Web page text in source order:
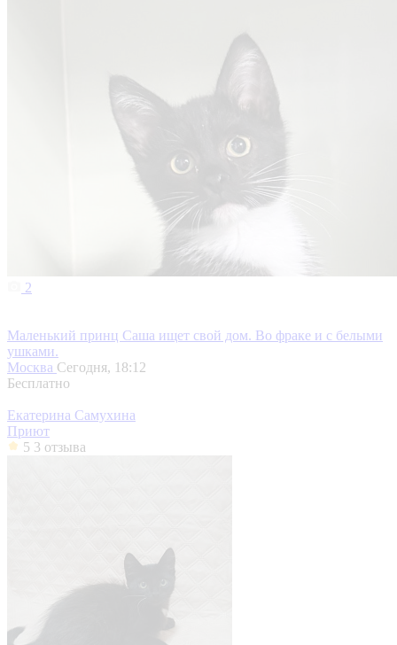
2
Маленький принц Саша ищет свой дом. Во фраке и с белыми
ушками.
Москва Сегодня, 18:12
Бесплатно
Екатерина Самухина
Приют
5 3 отзыва